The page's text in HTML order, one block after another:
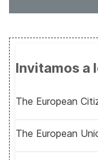
Invitamos a
The European
The European